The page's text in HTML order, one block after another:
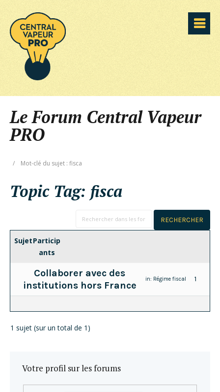
Le Forum Central Vapeur
PRO
/ Mot-clé du sujet : fisca
Topic Tag: fisca
SujetParticip
ants
Collaborer avec des
institutions hors France
in: Régime fiscal 1
1 sujet (sur un total de 1)
Votre profil sur les forums